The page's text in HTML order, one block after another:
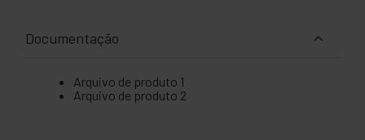
Documentação
Arquivo de produto 1
Arquivo de produto 2